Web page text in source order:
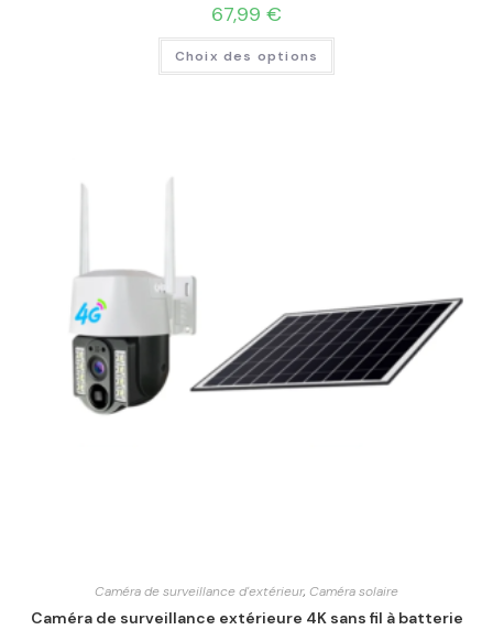
67,99 €
Choix des options
Caméra de surveillance d'extérieur, Caméra solaire
Caméra de surveillance extérieure 4K sans fil à batterie